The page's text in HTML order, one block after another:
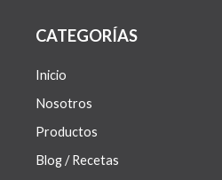
CATEGORÍAS
Inicio
Nosotros
Productos
Blog / Recetas